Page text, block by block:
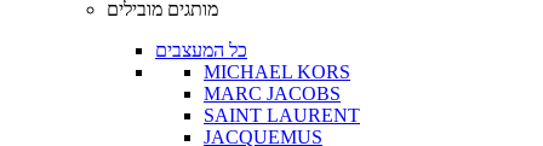
מותגים מובילים
כל המעצבים
MICHAEL KORS
MARC JACOBS
SAINT LAURENT
JACQUEMUS